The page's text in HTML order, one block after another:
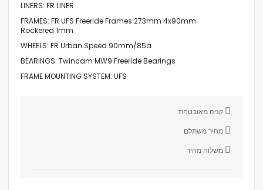
LINERS: FR LINER
FRAMES: FR UFS Freeride Frames 273mm 4x90mm
Rockered 1mm
WHEELS: FR Urban Speed 90mm/85a
BEARINGS: Twincam MW9 Freeride Bearings
FRAME MOUNTING SYSTEM: UFS
קניה מאובטחת
מחיר משתלם
משלוח מהיר